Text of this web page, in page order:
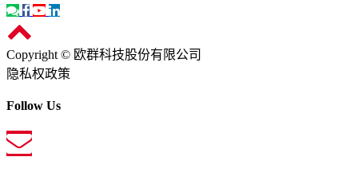
Copyright © 欧群科技股份有限公司
隐私权政策
Follow Us